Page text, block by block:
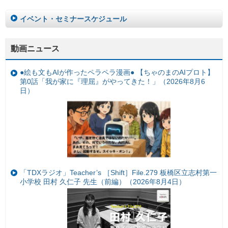
イベント・セミナースケジュール
動画ニュース
●絵も文もAIが作ったペラペラ漫画● 【ちゃのまのAIプロト】
第0話「我が家に『理屈』がやってきた！」（2026年8月6
日）
「TDXラジオ」Teacher’s ［Shift］File.279 板橋区立志村第一
小学校 田村 久仁子 先生（前編）（2026年8月4日）